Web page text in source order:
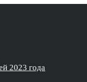
2023 года